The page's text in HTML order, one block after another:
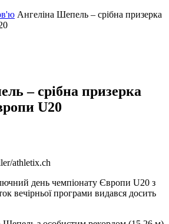
Ангеліна Шепель – срібна призерка
– срібна призерка
U20
athletix.ch
день чемпіонату Європи U20 з
вечірньої програми видався досить